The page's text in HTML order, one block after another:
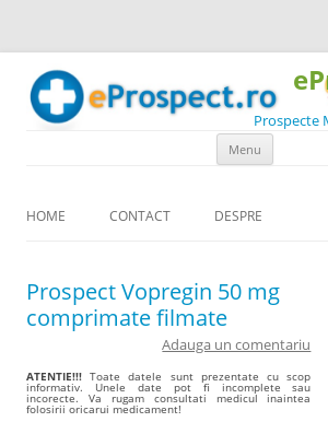
Prospecte
Menu
HOME CONTACT DESPRE
Prospect Vopregin 50 mg
comprimate filmate
Adauga un comentariu
ATENTIE!!! Toate datele sunt prezentate cu scop
informativ. Unele date pot fi incomplete sau
incorecte. Va rugam consultati medicul inaintea
folosirii oricarui medicament!